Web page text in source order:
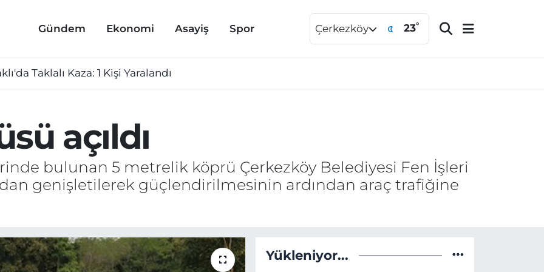
Gündem Ekonomi Asayiş Spor Çerkezköy 23°
Taklalı Kaza: 1 Kişi Yaralandı
açıldı
bulunan 5 metrelik köprü Çerkezköy Belediyesi Fen İşleri
genişletilerek güçlendirilmesinin ardından araç trafiğine
Yükleniyor...